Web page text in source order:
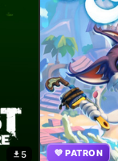
5 💜 PATRON